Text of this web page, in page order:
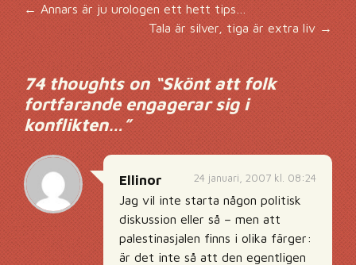
Inläggsnavigering
←Annars är ju urologen ett hett tips…
Tala är silver, tiga är extra liv→
74 thoughts on “Skönt att folk
fortfarande engagerar sig i
konflikten…”
24 januari, 2007 kl. 08:24
Ellinor
Jag vil inte starta någon politisk
diskussion eller så – men att
palestinasjalen finns i olika färger:
är det inte så att den egentligen